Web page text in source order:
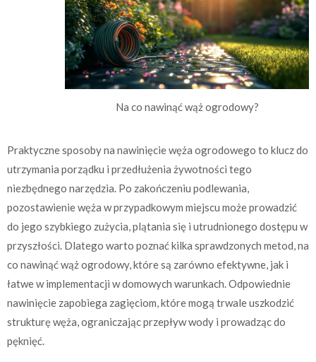
Na co nawinąć wąż ogrodowy?
Praktyczne sposoby na nawinięcie węża ogrodowego to klucz do
utrzymania porządku i przedłużenia żywotności tego
niezbędnego narzędzia. Po zakończeniu podlewania,
pozostawienie węża w przypadkowym miejscu może prowadzić
do jego szybkiego zużycia, plątania się i utrudnionego dostępu w
przyszłości. Dlatego warto poznać kilka sprawdzonych metod, na
co nawinąć wąż ogrodowy, które są zarówno efektywne, jak i
łatwe w implementacji w domowych warunkach. Odpowiednie
nawinięcie zapobiega zagięciom, które mogą trwale uszkodzić
strukturę węża, ograniczając przepływ wody i prowadząc do
pęknięć.